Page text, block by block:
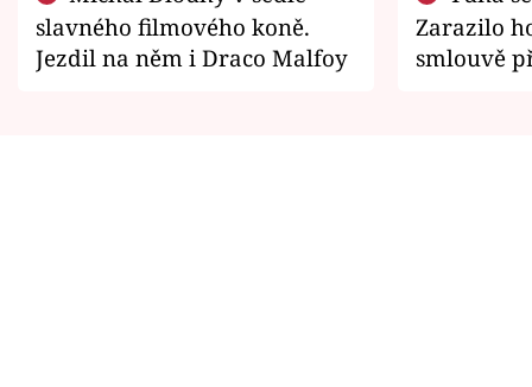
slavného filmového koně.
Jezdil na něm i Draco Malfoy
Zarazilo
smlouvě